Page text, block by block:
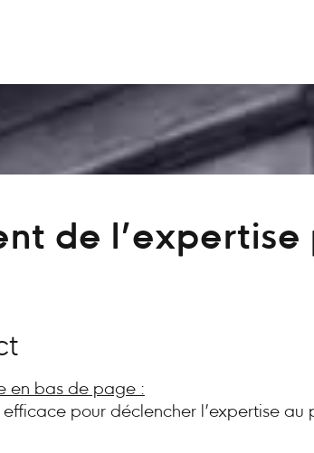
de
en bas de page :
efficace pour déclencher l’expertise au